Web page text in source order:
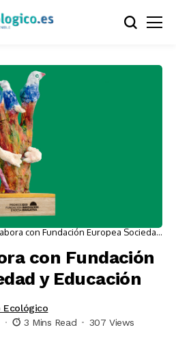
con Fundación Europea Sociedad
con Fundación
y Educación
Ecológico
3 Mins Read 307 Views